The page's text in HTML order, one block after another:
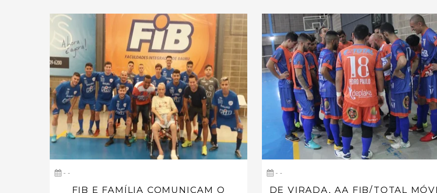
- -
FIB E FAMÍLIA COMUNICAM O
- -
DE VIRADA, AA FIB/TOTAL